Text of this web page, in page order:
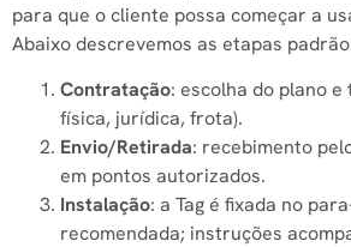
para que o cliente possa começar a
Abaixo descrevemos as etapas
Contratação: escolha do plano e
física, jurídica, frota).
Envio/Retirada: recebimento
em pontos autorizados.
Instalação: a Tag é fixada no
recomendada; instruções